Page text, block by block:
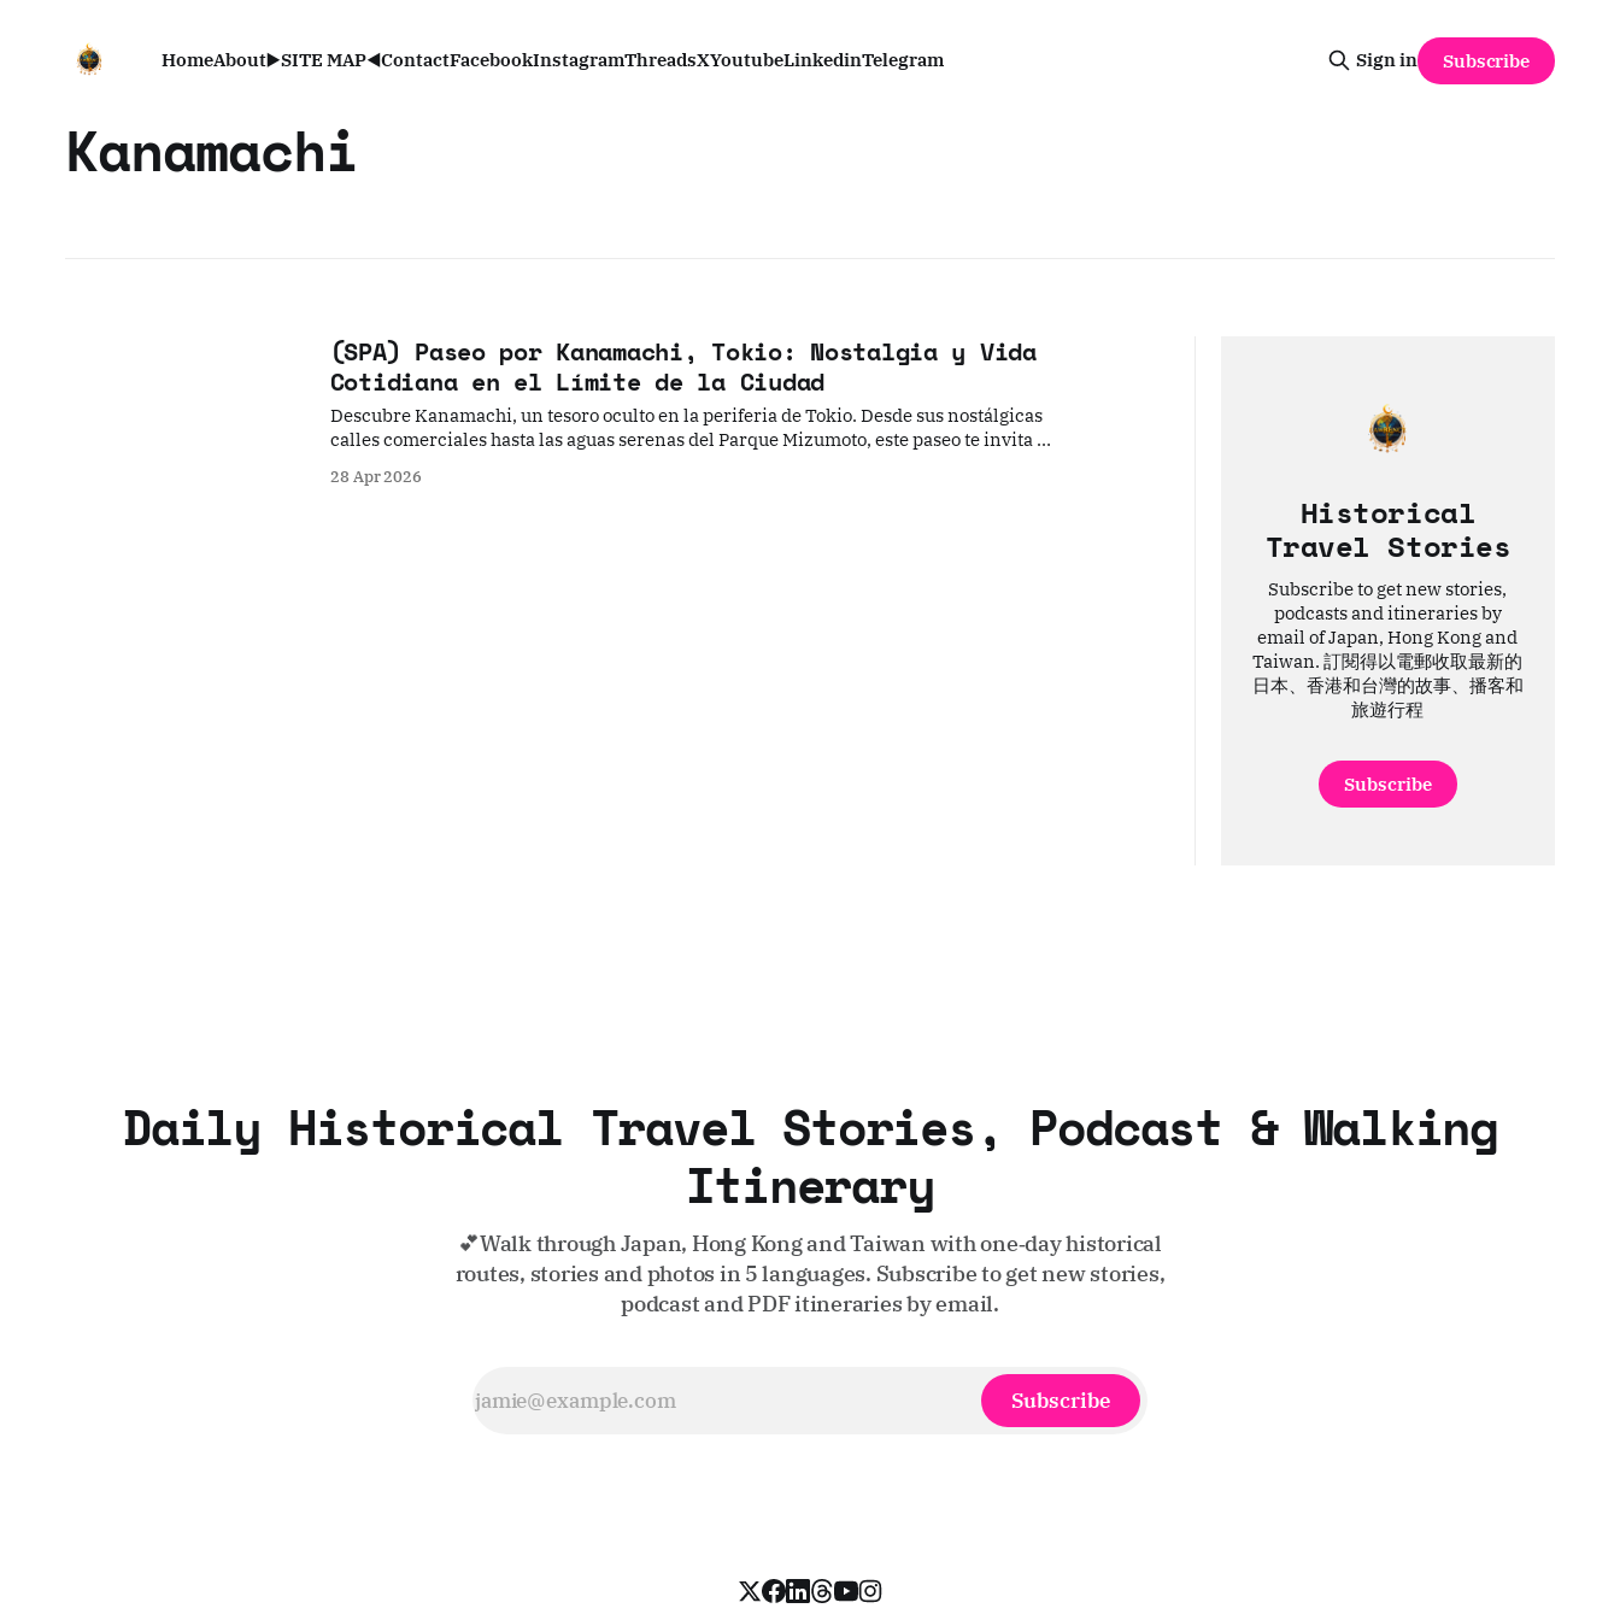
HomeAbout▶️SITE MAP◀️ContactFacebookInstagramThreadsXYoutubeLinkedinTelegram Sign in Subscribe
Kanamachi
(SPA) Paseo por Kanamachi, Tokio: Nostalgia y Vida
Cotidiana en el Límite de la Ciudad
Descubre Kanamachi, un tesoro oculto en la periferia de Tokio. Desde sus nostálgicas
calles comerciales hasta las aguas serenas del Parque Mizumoto, este paseo te invita a
parece detenerse.
28 Apr 2026
Historical
Travel Stories
Subscribe to get new stories,
podcasts and itineraries by
email of Japan, Hong Kong and
Taiwan. 訂閱得以電郵收取最新的
日本、香港和台灣的故事、播客和
旅遊行程
Subscribe
Daily Historical Travel Stories, Podcast & Walking
Itinerary
💕Walk through Japan, Hong Kong and Taiwan with one‑day historical
routes, stories and photos in 5 languages. Subscribe to get new stories,
podcast and PDF itineraries by email.
Subscribe